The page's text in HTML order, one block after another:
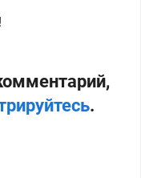
.